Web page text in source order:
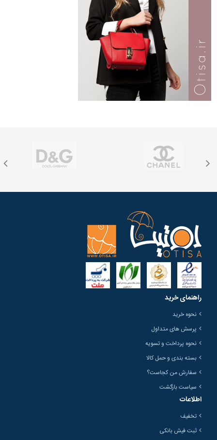
راهنمای خرید
نحوه خرید
پرسش های متداول
نحوه پرداخت و تسویه
بسته بندی و حمل کالا
سفارش من کجاست؟
سیاست بازگشت
اطلاعات
تخفیف
ثبت فیش بانکی